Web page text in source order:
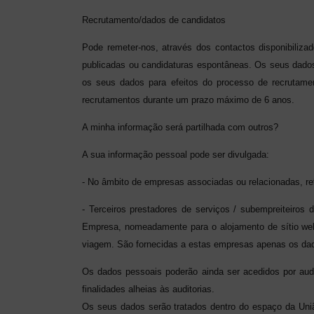
Recrutamento/dados de candidatos
Pode remeter-nos, através dos contactos
publicadas ou candidaturas espontâneas. Os seus
os seus dados para efeitos do processo de
recrutamentos durante um prazo máximo de 6 anos.
A minha informação será partilhada com outros?
A sua informação pessoal pode ser divulgada:
- No âmbito de empresas associadas ou relacionadas,
- Terceiros prestadores de serviços / subempreiteiros
Empresa, nomeadamente para o alojamento de sítio
viagem. São fornecidas a estas empresas apenas os
Os dados pessoais poderão ainda ser acedidos por
finalidades alheias às auditorias.
Os seus dados serão tratados dentro do espaço da